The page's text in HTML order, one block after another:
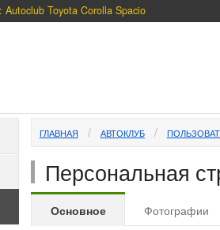
Toyota Corolla Spacio
ГЛАВНАЯ АВТОКЛУБ
Персональная
Основное Фотографии